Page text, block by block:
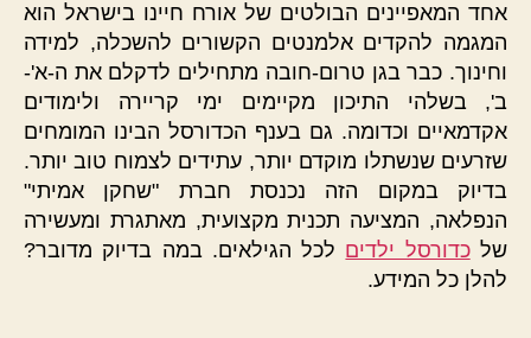
אחד המאפיינים הבולטים של אורח חיינו בישראל הוא
המגמה להקדים אלמנטים הקשורים להשכלה, למידה
וחינוך. כבר בגן טרום-חובה מתחילים לדקלם את ה-א'-
ב', בשלהי התיכון מקיימים ימי קריירה ולימודים
אקדמאיים וכדומה. גם בענף הכדורסל הבינו המומחים
שזרעים שנשתלו מוקדם יותר, עתידים לצמוח טוב יותר.
בדיוק במקום הזה נכנסת חברת "שחקן אמיתי"
הנפלאה, המציעה תכנית מקצועית, מאתגרת ומעשירה
שלכדורסל ילדים לכל הגילאים. במה בדיוק מדובר?
להלן כל המידע.